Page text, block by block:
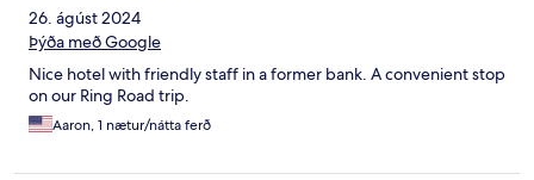
26. ágúst 2024
Þýða með Google
Nice hotel with friendly staff in a former bank. A convenient stop
on our Ring Road trip.
Aaron, 1 nætur/nátta ferð